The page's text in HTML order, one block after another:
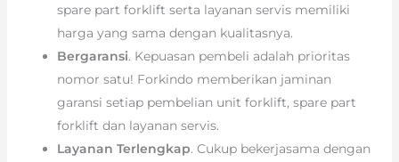
spare part forklift serta layanan servis memiliki
harga yang sama dengan kualitasnya.
Bergaransi. Kepuasan pembeli adalah prioritas
nomor satu! Forkindo memberikan jaminan
garansi setiap pembelian unit forklift, spare part
forklift dan layanan servis.
Layanan Terlengkap. Cukup bekerjasama dengan